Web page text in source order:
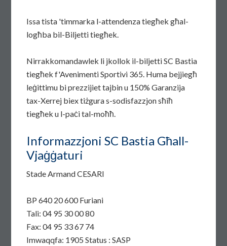
Issa tista 'timmarka l-attendenza tiegħek għal-
logħba bil-Biljetti tiegħek.
Nirrakkomandawlek li jkollok il-biljetti SC Bastia
tiegħek f'Avenimenti Sportivi 365. Huma bejjiegħ
leġittimu bi prezzijiet tajbin u 150% Garanzija
tax-Xerrej biex tiżgura s-sodisfazzjon sħiħ
tiegħek u l-paċi tal-moħħ.
Informazzjoni SC Bastia Għall-
Vjaġġaturi
Stade Armand CESARI
BP 640 20 600 Furiani
Tali: 04 95 30 00 80
Fax: 04 95 33 67 74
Imwaqqfa: 1905 Status : SASP